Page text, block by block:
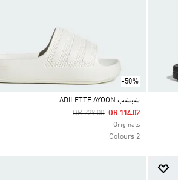
-50%
Selected
شبشب ADILETTE AYOON
Price Reduced From
QR 229.00ToQR 114.02
Originals
2 Colours